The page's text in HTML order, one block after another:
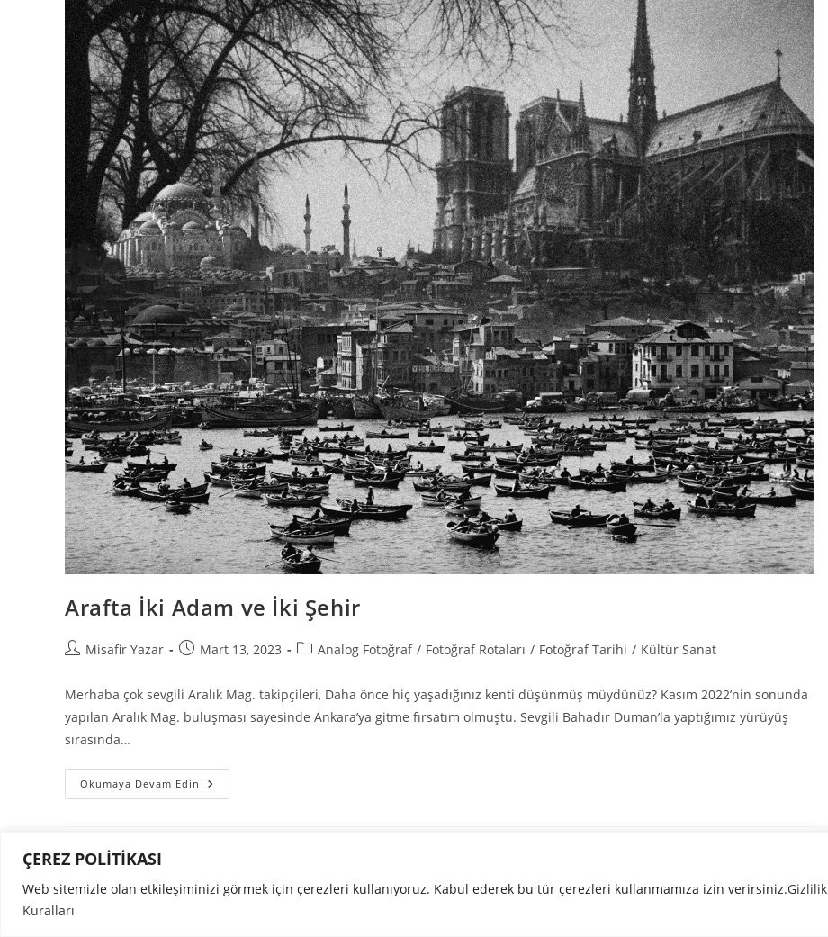
ÇEREZ POLİTİKASI
Web sitemizle olan etkileşiminizi görmek için çerezleri kullanıyoruz. Kabul ederek bu tür çerezleri kullanmamıza izin verirsiniz.Gizlilik
Kuralları
Arafta İki Adam ve İki Şehir
Misafir Yazar Mart 13, 2023 Analog Fotoğraf / Fotoğraf Rotaları / Fotoğraf Tarihi / Kültür Sanat
Merhaba çok sevgili Aralık Mag. takipçileri, Daha önce hiç yaşadığınız kenti düşünmüş müydünüz? Kasım 2022’nin sonunda
yapılan Aralık Mag. buluşması sayesinde Ankara’ya gitme fırsatım olmuştu. Sevgili Bahadır Duman’la yaptığımız yürüyüş
sırasında…
Okumaya Devam Edin